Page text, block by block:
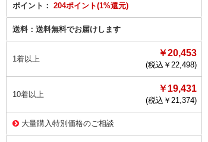
ポイント： 204ポイント(1%還元)
送料： 送料無料でお届けします
1着以上
￥20,453
(税込￥ 22,498)
10着以上
￥19,431
(税込￥ 21,374)
大量購入特別価格のご相談